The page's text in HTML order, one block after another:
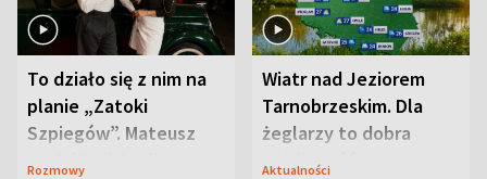
To działo się z nim na
planie „Zatoki
Szpiegów”. Mateusz
Janicki odsłonił
Rozmowy
Wiatr nad Jeziorem
Tarnobrzeskim. Dla
żeglarzy to dobra
wiadomość
Aktualności